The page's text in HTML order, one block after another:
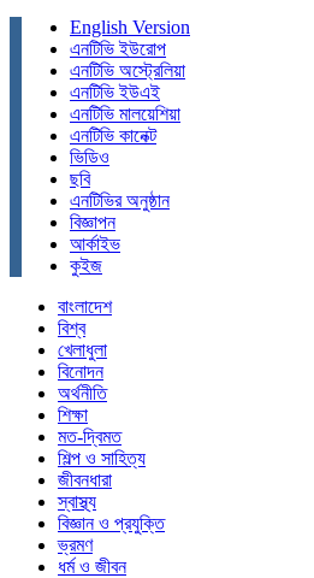
English Version
এনটিভি ইউরোপ
এনটিভি অস্ট্রেলিয়া
এনটিভি ইউএই
এনটিভি মালয়েশিয়া
এনটিভি কানেক্ট
ভিডিও
ছবি
এনটিভির অনুষ্ঠান
বিজ্ঞাপন
আর্কাইভ
কুইজ
বাংলাদেশ
বিশ্ব
খেলাধুলা
বিনোদন
অর্থনীতি
শিক্ষা
মত-দ্বিমত
শিল্প ও সাহিত্য
জীবনধারা
স্বাস্থ্য
বিজ্ঞান ও প্রযুক্তি
ভ্রমণ
ধর্ম ও জীবন